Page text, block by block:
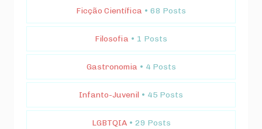
Ficção Científica • 68 Posts
Filosofia • 1 Posts
Gastronomia • 4 Posts
Infanto-Juvenil • 45 Posts
LGBTQIA • 29 Posts